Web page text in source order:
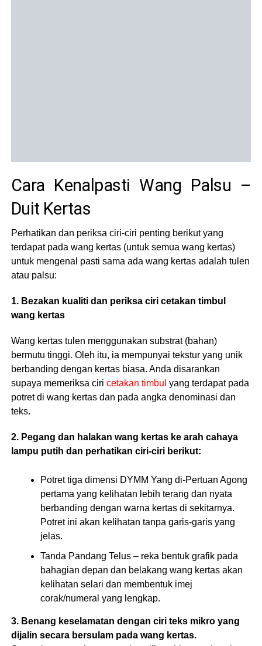
Cara Kenalpasti Wang Palsu –
Duit Kertas
Perhatikan dan periksa ciri-ciri penting berikut yang
terdapat pada wang kertas (untuk semua wang kertas)
untuk mengenal pasti sama ada wang kertas adalah tulen
atau palsu:
1. Bezakan kualiti dan periksa ciri cetakan timbul
wang kertas
Wang kertas tulen menggunakan substrat (bahan)
bermutu tinggi. Oleh itu, ia mempunyai tekstur yang unik
berbanding dengan kertas biasa. Anda disarankan
supaya memeriksa ciri cetakan timbul yang terdapat pada
potret di wang kertas dan pada angka denominasi dan
teks.
2. Pegang dan halakan wang kertas ke arah cahaya
lampu putih dan perhatikan ciri-ciri berikut:
Potret tiga dimensi DYMM Yang di-Pertuan Agong
pertama yang kelihatan lebih terang dan nyata
berbanding dengan warna kertas di sekitarnya.
Potret ini akan kelihatan tanpa garis-garis yang
jelas.
Tanda Pandang Telus – reka bentuk grafik pada
bahagian depan dan belakang wang kertas akan
kelihatan selari dan membentuk imej
corak/numeral yang lengkap.
3. Benang keselamatan dengan ciri teks mikro yang
dijalin secara bersulam pada wang kertas.